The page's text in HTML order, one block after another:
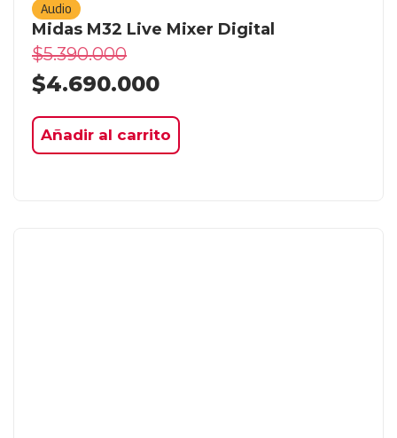
Audio
Midas M32 Live Mixer Digital
$5.390.000
$4.690.000
Añadir al carrito